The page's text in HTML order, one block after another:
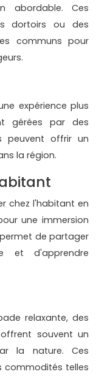
abordable. Ces
dortoirs ou des
communs pour
expérience plus
gérées par des
peuvent offrir un
la région.
chez l'habitant en
une immersion
de partager
et d'apprendre
relaxante, des
souvent un
la nature. Ces
commodités telles